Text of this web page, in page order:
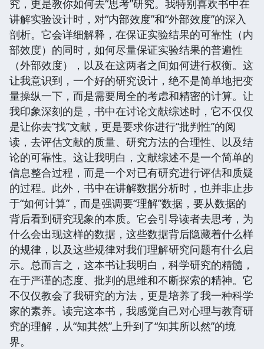
究，更是教你如何去“思考”研究。我特别喜欢书中在
讲解实验设计时，对“内部效度”和“外部效度”的深入
剖析。它会详细解释，在保证实验结果的可靠性（内
部效度）的同时，如何尽量保证实验结果的普遍性
（外部效度），以及在这两者之间如何进行权衡。这
让我意识到，一个好的研究设计，绝不是简单地把变
量操纵一下，而是需要周全的考虑和精密的计算。让
我印象深刻的是，书中在讨论文献综述时，它不仅仅
是让你去“找”文献，更是要求你进行“批判性”的阅
读，去评估文献的质量、研究方法的合理性、以及结
论的可靠性。这让我明白，文献综述不是一个简单的
信息整合过程，而是一个对已有研究进行评估和质疑
的过程。此外，书中在讲解数据分析时，也并非止步
于“如何计算”，而是强调要“理解”数据，要从数据的
背后看到研究现象的本质。它会引导读者去思考，为
什么会出现这样的数据，这些数据背后隐藏着什么样
的规律，以及这些规律对我们理解研究问题有什么启
示。总而言之，这本书让我明白，科学研究的精髓，
在于严谨的态度、批判的思维和不断探索的精神。它
不仅仅教会了我研究的方法，更是培养了我一种科学
家的素养。读完这本书，我感觉自己对心理与教育研
究的理解，从“知其然”上升到了“知其所以然”的境
界。